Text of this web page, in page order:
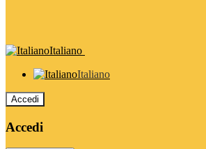
Italiano
Italiano
Accedi
Accedi